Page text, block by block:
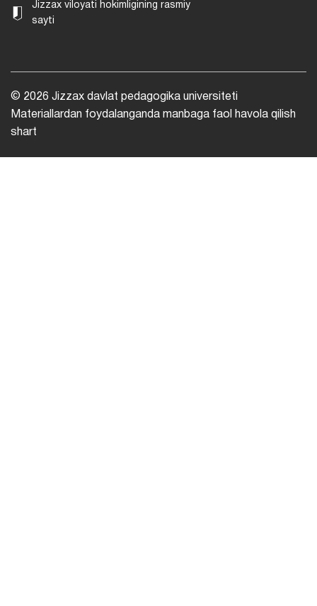
Jizzax viloyati hokimligining rasmiy
sayti
© 2026 Jizzax davlat pedagogika universiteti
Materiallardan foydalanganda manbaga faol havola qilish
shart